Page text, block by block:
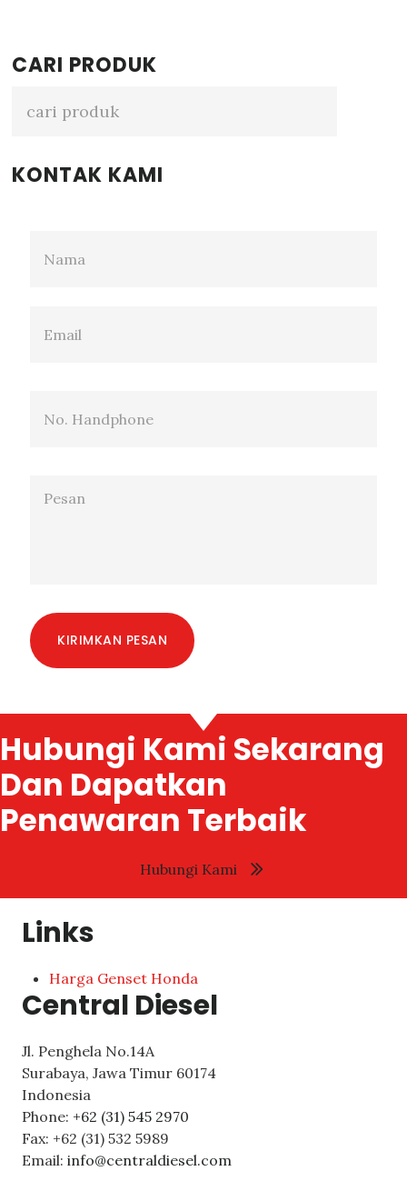
Primary
Sidebar
CARI PRODUK
KONTAK KAMI
KIRIMKAN PESAN
Hubungi Kami Sekarang
Dan Dapatkan
Penawaran Terbaik
Hubungi Kami
Links
Harga Genset Honda
Central Diesel
Jl. Penghela No.14A
Surabaya, Jawa Timur 60174
Indonesia
Phone: +62 (31) 545 2970
Fax: +62 (31) 532 5989
Email: info@centraldiesel.com